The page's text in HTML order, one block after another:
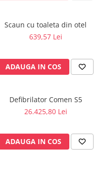
Scaun cu toaleta din otel
639,57 Lei
ADAUGA IN COS
Defibrilator Comen S5
26.425,80 Lei
ADAUGA IN COS